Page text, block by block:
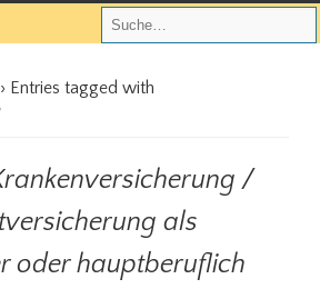
Entries tagged with
/
als
oder hauptberuflich